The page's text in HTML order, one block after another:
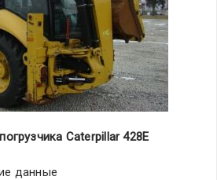
Caterpillar428E
данные